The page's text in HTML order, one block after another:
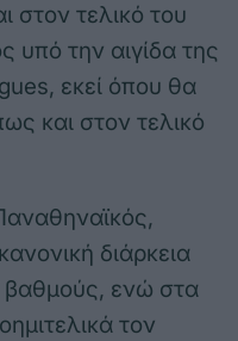
στον τελικό του
υπό την αιγίδα της
εκεί όπου θα
και στον τελικό
διάρκεια
βαθμούς, ενώ στα
τον